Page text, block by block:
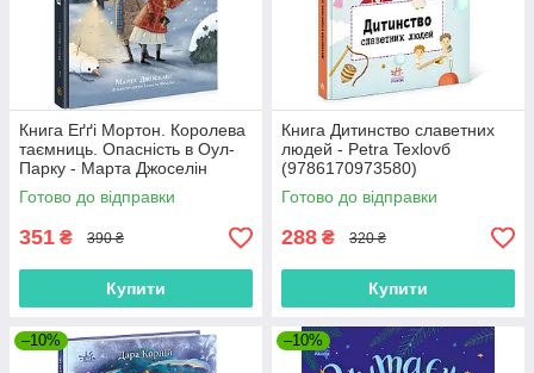
Книга Еґґі Мортон. Королева
таємниць. Опасність в Оул-
Парку - Марта Джоселін
(9786170971692)
Готово до відправки
351 ₴ 390 ₴
Купити
Книга Дитинство славетних
людей - Petra Texlovб
(9786170973580)
Готово до відправки
288 ₴ 320 ₴
Купити
–10% –10%